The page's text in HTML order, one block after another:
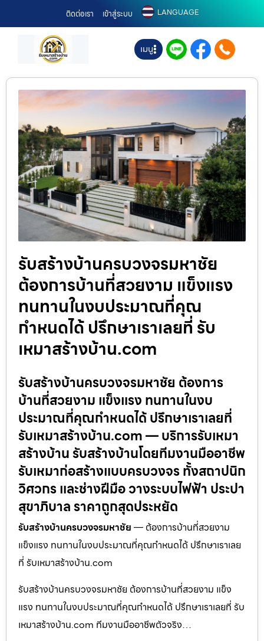
ติดต่อเรา เข้าสู่ระบบ LANGUAGE
เมนู
รับสร้างบ้านครบวงจรมหาชัย
ต้องการบ้านที่สวยงาม แข็งแรง
ทนทานในงบประมาณที่คุณ
กำหนดได้ ปรึกษาเราเลยที่ รับ
เหมาสร้างบ้าน.com
รับสร้างบ้านครบวงจรมหาชัย ต้องการ
บ้านที่สวยงาม แข็งแรง ทนทานในงบ
ประมาณที่คุณกำหนดได้ ปรึกษาเราเลยที่
รับเหมาสร้างบ้าน.com — บริการรับเหมา
สร้างบ้าน รับสร้างบ้านโดยทีมงานมืออาชีพ
รับเหมาก่อสร้างแบบครบวงจร ทั้งสถาปนิก
วิศวกร และช่างฝีมือ วางระบบไฟฟ้า ประปา
สุขาภิบาล ราคาถูกสุดประหยัด
รับสร้างบ้านครบวงจรมหาชัย — ต้องการบ้านที่สวยงาม
แข็งแรง ทนทานในงบประมาณที่คุณกำหนดได้ ปรึกษาเราเลย
ที่ รับเหมาสร้างบ้าน.com
รับสร้างบ้านครบวงจรมหาชัย ต้องการบ้านที่สวยงาม แข็ง
แรง ทนทานในงบประมาณที่คุณกำหนดได้ ปรึกษาเราเลยที่ รับ
เหมาสร้างบ้าน.com ทีมงานมืออาชีพตัวจริง…